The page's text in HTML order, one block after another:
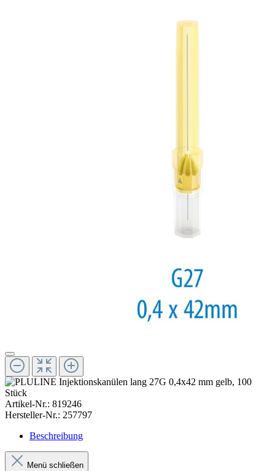
Artikel-Nr.: 819246
Hersteller-Nr.: 257797
Beschreibung
Menü schließen